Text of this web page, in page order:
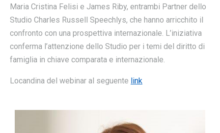
Maria Cristina Felisi e James Riby, entrambi Partner dello
Studio Charles Russell Speechlys, che hanno arricchito il
confronto con una prospettiva internazionale. L’iniziativa
conferma l’attenzione dello Studio per i temi del diritto di
famiglia in chiave comparata e internazionale.
Locandina del webinar al seguente link